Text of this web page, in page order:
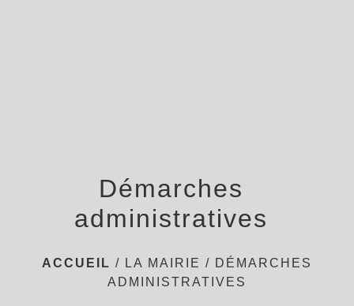
Démarches
administratives
ACCUEIL / LA MAIRIE / DÉMARCHES
ADMINISTRATIVES